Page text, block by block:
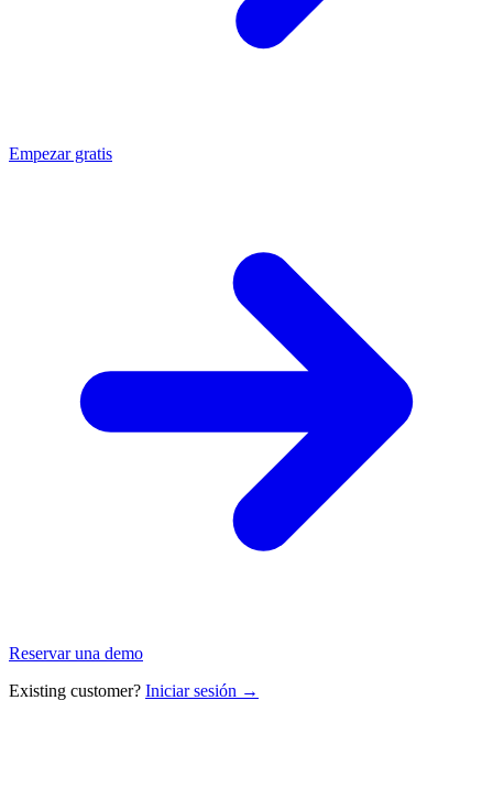
Empezar gratis
Reservar una demo
Existing customer? Iniciar sesión →